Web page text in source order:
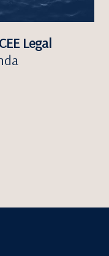
CEE Legal